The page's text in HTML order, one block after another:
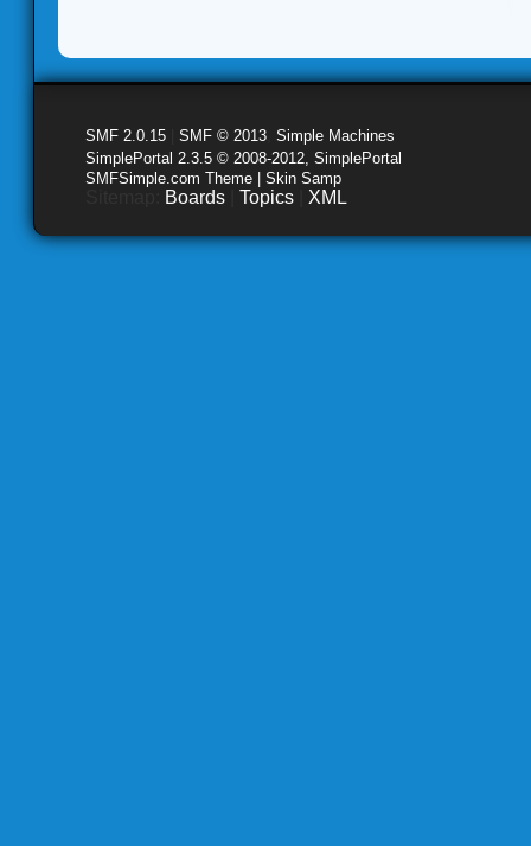
SMF 2.0.15 SMF © 2013 Simple Machines
SimplePortal 2.3.5 © 2008-2012, SimplePortal
SMFSimple.com Theme | Skin Samp
Boards Topics XML